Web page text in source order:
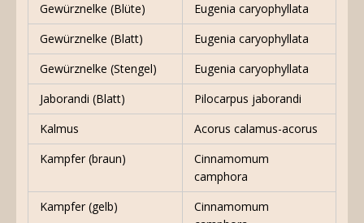
Gewürznelke (Blüte)
Eugenia caryophyllata
Gewürznelke (Blatt)
Eugenia caryophyllata
Gewürznelke (Stengel)
Eugenia caryophyllata
Jaborandi (Blatt)
Pilocarpus jaborandi
Kalmus
Acorus calamus-acorus
Kampfer (braun)
Cinnamomum
camphora
Kampfer (gelb)
Cinnamomum